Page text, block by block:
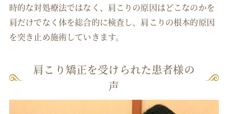
時的な対処療法ではなく、肩こりの原因はどこなのかを
肩だけでなく体を総合的に検査し、肩こりの根本的原因
を突き止め施術していきます。
肩こり矯正を受けられた患者様の
声